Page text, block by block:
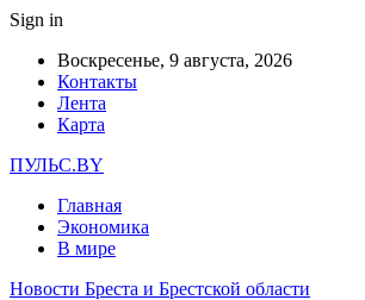
Sign in
Воскресенье, 9 августа, 2026
Контакты
Лента
Карта
ПУЛЬС.BY
Главная
Экономика
В мире
Новости Бреста и Брестской области